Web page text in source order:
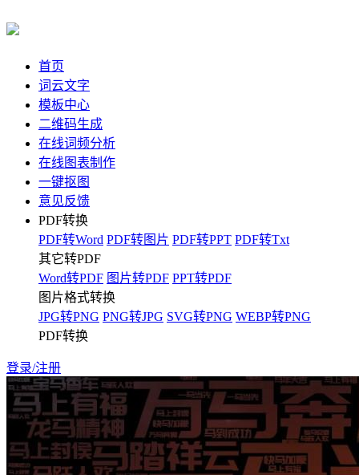
首页
词云文字
模板中心
二维码生成
在线词频分析
在线图表制作
一键抠图
意见反馈
PDF转换
PDF转Word PDF转图片 PDF转PPT PDF转Txt
其它转PDF
Word转PDF 图片转PDF PPT转PDF
图片格式转换
JPG转PNG PNG转JPG SVG转PNG WEBP转PNG
PDF转换
登录/注册